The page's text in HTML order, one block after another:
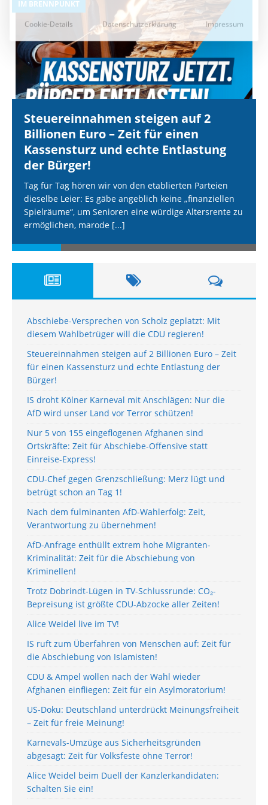
IM BRENNPUNKT
Steuereinnahmen steigen auf 2
Billionen Euro – Zeit für einen
Kassensturz und echte Entlastung
der Bürger!
Tag für Tag hören wir von den etablierten Parteien
dieselbe Leier: Es gäbe angeblich keine „finanziellen
Spielräume“, um Senioren eine würdige Altersrente zu
ermöglichen, marode [...]
Abschiebe-Versprechen von Scholz geplatzt: Mit
diesem Wahlbetrüger will die CDU regieren!
Steuereinnahmen steigen auf 2 Billionen Euro – Zeit
für einen Kassensturz und echte Entlastung der
Bürger!
IS droht Kölner Karneval mit Anschlägen: Nur die
AfD wird unser Land vor Terror schützen!
Nur 5 von 155 eingeflogenen Afghanen sind
Ortskräfte: Zeit für Abschiebe-Offensive statt
Einreise-Express!
CDU-Chef gegen Grenzschließung: Merz lügt und
betrügt schon an Tag 1!
Nach dem fulminanten AfD-Wahlerfolg: Zeit,
Verantwortung zu übernehmen!
AfD-Anfrage enthüllt extrem hohe Migranten-
Kriminalität: Zeit für die Abschiebung von
Kriminellen!
Trotz Dobrindt-Lügen in TV-Schlussrunde: CO₂-
Bepreisung ist größte CDU-Abzocke aller Zeiten!
Alice Weidel live im TV!
IS ruft zum Überfahren von Menschen auf: Zeit für
die Abschiebung von Islamisten!
CDU & Ampel wollen nach der Wahl wieder
Afghanen einfliegen: Zeit für ein Asylmoratorium!
US-Doku: Deutschland unterdrückt Meinungsfreiheit
– Zeit für freie Meinung!
Karnevals-Umzüge aus Sicherheitsgründen
abgesagt: Zeit für Volksfeste ohne Terror!
Alice Weidel beim Duell der Kanzlerkandidaten:
Schalten Sie ein!